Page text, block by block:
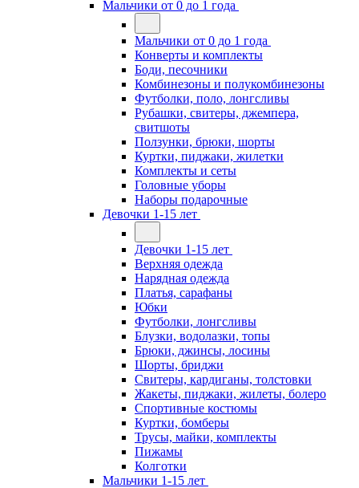
Мальчики от 0 до 1 года
Мальчики от 0 до 1 года
Конверты и комплекты
Боди, песочники
Комбинезоны и полукомбинезоны
Футболки, поло, лонгсливы
Рубашки, свитеры, джемпера,
свитшоты
Ползунки, брюки, шорты
Куртки, пиджаки, жилетки
Комплекты и сеты
Головные уборы
Наборы подарочные
Девочки 1-15 лет
Девочки 1-15 лет
Верхняя одежда
Нарядная одежда
Платья, сарафаны
Юбки
Футболки, лонгсливы
Блузки, водолазки, топы
Брюки, джинсы, лосины
Шорты, бриджи
Свитеры, кардиганы, толстовки
Жакеты, пиджаки, жилеты, болеро
Спортивные костюмы
Куртки, бомберы
Трусы, майки, комплекты
Пижамы
Колготки
Мальчики 1-15 лет